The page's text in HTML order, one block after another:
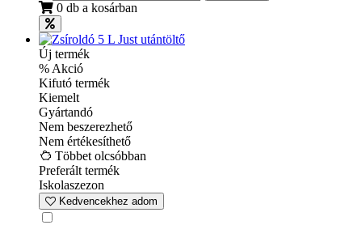
0 db a kosárban
Új termék
% Akció
Kifutó termék
Kiemelt
Gyártandó
Nem beszerezhető
Nem értékesíthető
Többet olcsóbban
Preferált termék
Iskolaszezon
Kedvencekhez adom